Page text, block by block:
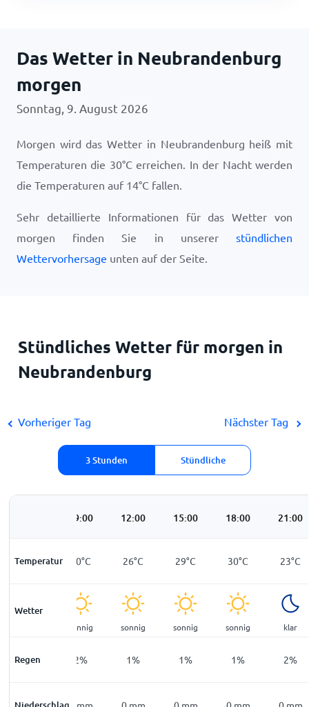
Das Wetter in Neubrandenburg
morgen
Sonntag, 9. August 2026
Morgen wird das Wetter in Neubrandenburg heiß mit
Temperaturen die 30°Cerreichen. In der Nacht werden
die Temperaturen auf 14°C fallen.
Sehr detaillierte Informationen für das Wetter von
morgen finden Sie in unserer stündlichen
Wettervorhersage unten auf der Seite.
Stündliches Wetter für morgen in
Neubrandenburg
Vorheriger Tag
3 Stunden Stündliche
Nächster Tag
09:00 12:00 15:00 18:00 21:00
Temperatur
14°C 20°C 26°C 29°C 30°C 23°C
Wetter
sonnig sonnig sonnig sonnig klar
Regen
4% 2% 1% 1% 1% 2%